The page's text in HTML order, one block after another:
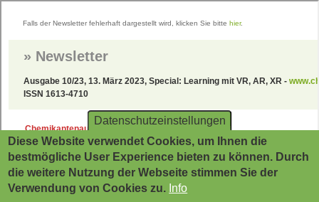
zum
Datenschutzeinstellungen
Diese Website verwendet Cookies, um Ihnen die
bestmögliche User Experience bieten zu können. Durch
die weitere Nutzung der Webseite stimmen Sie der
Verwendung von Cookies zu. Info